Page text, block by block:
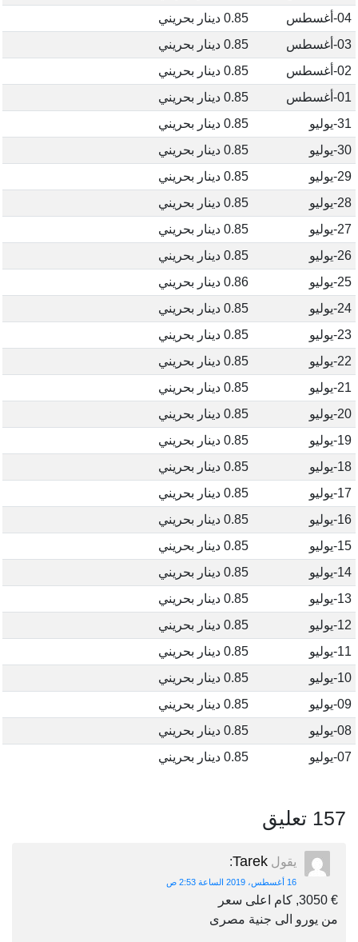
04-أغسطس
0.85 دينار بحريني
03-أغسطس
0.85 دينار بحريني
02-أغسطس
0.85 دينار بحريني
01-أغسطس
0.85 دينار بحريني
31-يوليو
0.85 دينار بحريني
30-يوليو
0.85 دينار بحريني
29-يوليو
0.85 دينار بحريني
28-يوليو
0.85 دينار بحريني
27-يوليو
0.85 دينار بحريني
26-يوليو
0.85 دينار بحريني
25-يوليو
0.86 دينار بحريني
24-يوليو
0.85 دينار بحريني
23-يوليو
0.85 دينار بحريني
22-يوليو
0.85 دينار بحريني
21-يوليو
0.85 دينار بحريني
20-يوليو
0.85 دينار بحريني
19-يوليو
0.85 دينار بحريني
18-يوليو
0.85 دينار بحريني
17-يوليو
0.85 دينار بحريني
16-يوليو
0.85 دينار بحريني
15-يوليو
0.85 دينار بحريني
14-يوليو
0.85 دينار بحريني
13-يوليو
0.85 دينار بحريني
12-يوليو
0.85 دينار بحريني
11-يوليو
0.85 دينار بحريني
10-يوليو
0.85 دينار بحريني
09-يوليو
0.85 دينار بحريني
08-يوليو
0.85 دينار بحريني
07-يوليو
0.85 دينار بحريني
157 تعليق
يقول Tarek
:
16 أغسطس، 2019 الساعة 2:53 ص
€ 3050, كام اعلى سعر
من يورو الى جنية مصرى